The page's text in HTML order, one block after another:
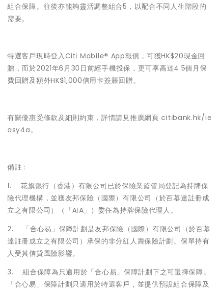
組合保障。往後亦能夠靈活調整組合5，以配合不同人生階段的
需要。
特選客戶現時登入Citi Mobile® App報價，可獲HK$20現⾦回
贈，而於2021年6月30日前經手機投保，更可享高達4.5個月保
費回贈及額外HK$1,000信用卡簽賬回贈。
有關優惠受條款及細則約束，詳情請見推廣網頁 citibank.hk/ie
asy4a。
備註﹕
1. 花旗銀行（香港）有限公司已於保險業監管局登記為持牌保
險代理機構，並獲友邦保險（國際）有限公司（於百慕達註冊成
立之有限公司）（「AIA」）委任為持牌保險代理人。
2. 「合心易」保障計劃是友邦保險（國際）有限公司（於百慕
達註冊成立之有限公司）承保的非分紅人壽保險計劃。保單持有
人受其信貸風險影響。
3. 組合保障為只適用於「合心易」保障計劃下之可選擇保障。
「合心易」保障計劃只適用於特選客戶，並提供預設組合保障及